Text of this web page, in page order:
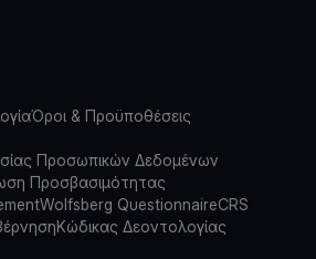
Όροι & Προϋποθέσεις
Προσωπικών Δεδομένων
Προσβασιμότητας
Wolfsberg QuestionnaireCRS
Κώδικας Δεοντολογίας